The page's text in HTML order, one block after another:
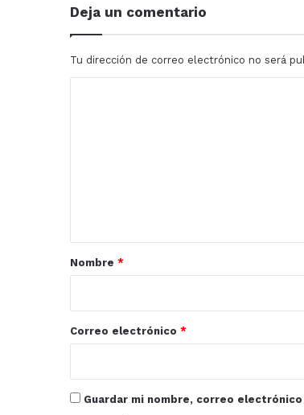
Deja un comentario
Tu dirección de correo electrónico no será
r
*
Nombre *
Correo electrónico *
Guardar mi nombre, correo